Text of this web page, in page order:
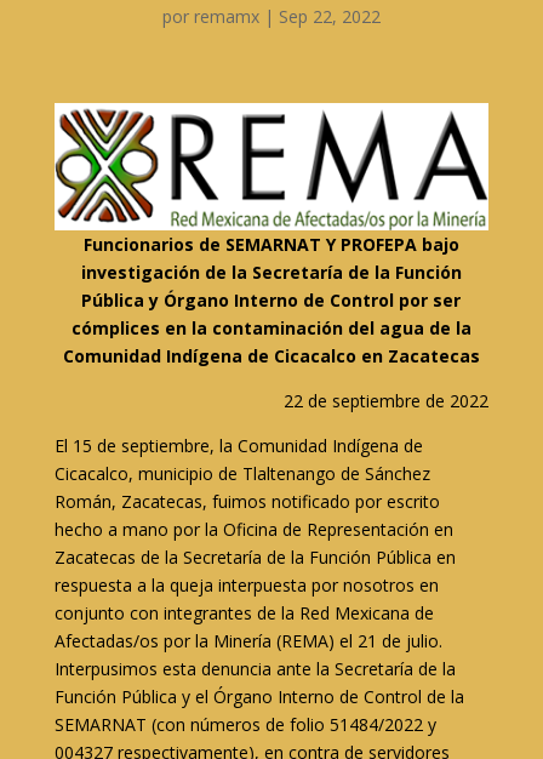
por remamx| Sep 22, 2022
Funcionarios de SEMARNAT Y PROFEPA bajo
investigación de la Secretaría de la Función
Pública y Órgano Interno de Control por ser
cómplices en la contaminación del agua de la
Comunidad Indígena de Cicacalco en Zacatecas
22 de septiembre de 2022
El 15 de septiembre, la Comunidad Indígena de
Cicacalco, municipio de Tlaltenango de Sánchez
Román, Zacatecas, fuimos notificado por escrito
hecho a mano por la Oficina de Representación en
Zacatecas de la Secretaría de la Función Pública en
respuesta a la queja interpuesta por nosotros en
conjunto con integrantes de la Red Mexicana de
Afectadas/os por la Minería (REMA) el 21 de julio.
Interpusimos esta denuncia ante la Secretaría de la
Función Pública y el Órgano Interno de Control de la
SEMARNAT (con números de folio 51484/2022 y
004327 respectivamente), en contra de servidores